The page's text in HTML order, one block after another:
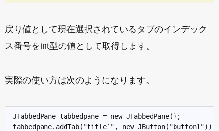
戻り値として現在選択されているタブのインデック
ス番号をint型の値として取得します。
実際の使い方は次のようになります。
JTabbedPane tabbedpane = new JTabbedPane();
tabbedpane.addTab("title1", new JButton("button1"));